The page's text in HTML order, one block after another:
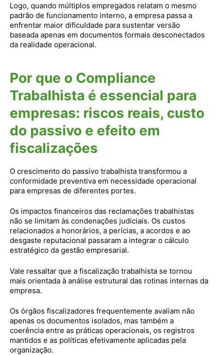
Logo, quando múltiplos empregados relatam o mesmo
padrão de funcionamento interno, a empresa passa a
enfrentar maior dificuldade para sustentar versão
baseada apenas em documentos formais desconectados
da realidade operacional.
Por que o Compliance
Trabalhista é essencial para
empresas: riscos reais, custo
do passivo e efeito em
fiscalizações
O crescimento do passivo trabalhista transformou a
conformidade preventiva em necessidade operacional
para empresas de diferentes portes.
Os impactos financeiros das reclamações trabalhistas
não se limitam às condenações judiciais. Os custos
relacionados a honorários, a perícias, a acordos e ao
desgaste reputacional passaram a integrar o cálculo
estratégico da gestão empresarial.
Vale ressaltar que a fiscalização trabalhista se tornou
mais orientada à análise estrutural das rotinas internas da
empresa.
Os órgãos fiscalizadores frequentemente avaliam não
apenas os documentos isolados, mas também a
coerência entre as práticas operacionais, os registros
mantidos e as políticas efetivamente aplicadas pela
organização.